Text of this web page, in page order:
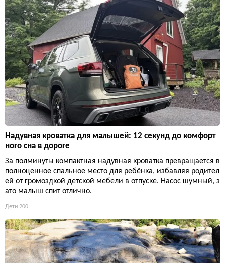
Надувная кроватка для малышей: 12 секунд до комфорт
ного сна в дороге
За полминуты компактная надувная кроватка превращается в
полноценное спальное место для ребёнка, избавляя родител
ей от громоздкой детской мебели в отпуске. Насос шумный, з
ато малыш спит отлично.
Дети 200